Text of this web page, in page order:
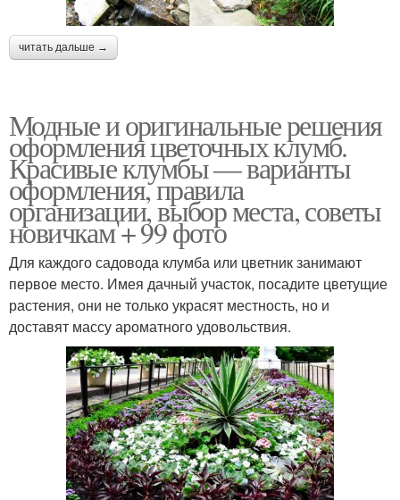
читать дальше →
Модные и оригинальные решения
оформления цветочных клумб.
Красивые клумбы — варианты
оформления, правила
организации, выбор места, советы
новичкам + 99 фото
Для каждого садовода клумба или цветник занимают
первое место. Имея дачный участок, посадите цветущие
растения, они не только украсят местность, но и
доставят массу ароматного удовольствия.